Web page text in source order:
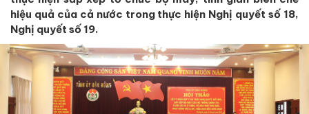
hiệu quả của cả nước trong thực hiện Nghị quyết số 18,
Nghị quyết số 19.